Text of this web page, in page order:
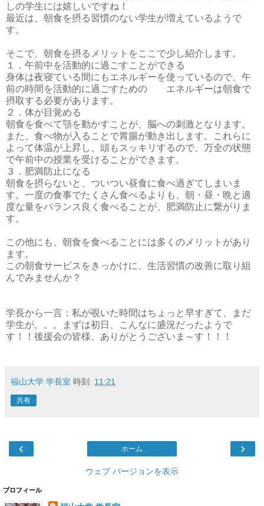
しの学生には嬉しいですね！
最近は、朝食を摂る習慣のない学生が増えているようで
す。
そこで、朝食を摂るメリットをここで少し紹介します。
１．午前中を活動的に過ごすことができる
身体は夜寝ている間にもエネルギーを使っているので、午
前の時間を活動的に過ごすための エネルギーは朝食で
摂取する必要があります。
２．体が目覚める
朝食を食べて顎を動かすことが、脳への刺激となります。
また、食べ物が入ることで胃腸が動き出します。これらに
よって体温が上昇し、頭もスッキリするので、万全の状態
で午前中の授業を受けることができます。
３．肥満防止になる
朝食を摂らないと、ついつい昼食に食べ過ぎてしまいま
す。一度の食事でたくさん食べるよりも、朝・昼・晩と適
度な量をバランス良く食べることが、肥満防止に繋がりま
す。
この他にも、朝食を食べることには多くのメリットがあり
ます。
この朝食サービスをきっかけに、生活習慣の改善に取り組
んでみませんか？
学長から一言：私が覗いた時間はちょっと早すぎて、まだ
学生が。。。まずは初日、こんなに盛況だったようで
す！！後援会の皆様、ありがとうございま～す！！！
福山大学 学長室 時刻: 11:21
共有
‹ ›
ホーム
ウェブ バージョンを表示
プロフィール